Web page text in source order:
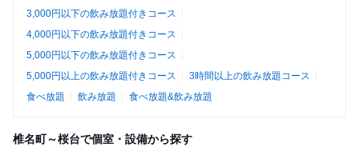
3,000円以下の飲み放題付きコース
4,000円以下の飲み放題付きコース
5,000円以下の飲み放題付きコース
5,000円以上の飲み放題付きコース
3時間以上の飲み放題コース
食べ放題
飲み放題 食べ放題&飲み放題
椎名町～桜台で個室・設備から探す